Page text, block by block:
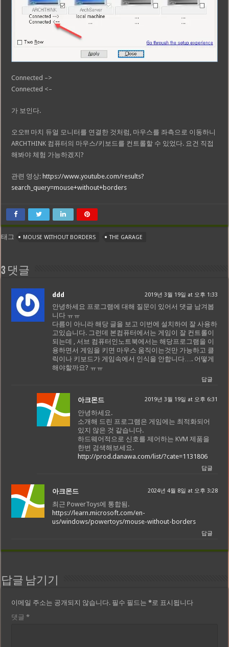
Connected –>
Connected <–
가 보인다.
오오!!! 마치 듀얼 모니터를 연결한 것처럼, 마우스를 좌측으로 이동하니
ARCHTHINK 컴퓨터의 마우스/키보드를 컨트롤할 수 있었다. 요건 직접
해봐야 체험 가능하겠지?
관련 영상: https://www.youtube.com/results?
search_query=mouse+without+borders
태그 MOUSE WITHOUT BORDERS THE GARAGE
3 댓글
ddd 2019년 3월 19일 at 오후 1:33
안녕하세요 프로그램에 대해 질문이 있어서 댓글 남겨봅
니다 ㅠㅠ
다름이 아니라 해당 글을 보고 이번에 설치하여 잘 사용하
고있습니다. 그런데 본컴퓨터에서는 게임이 잘 컨트롤이
되는데 , 서브 컴퓨터인노트북에서는 해당프로그램을 이
용하면서 게임을 키면 마우스 움직이는것만 가능하고 클
릭이나 키보드가 게임속에서 인식을 안합니다…. 어떻게
해야할까요? ㅠㅠ
답글
아크몬드 2019년 3월 19일 at 오후 6:31
안녕하세요.
소개해 드린 프로그램은 게임에는 최적화되어
있지 않은 것 같습니다.
하드웨어적으로 신호를 제어하는 KVM 제품을
한번 검색해보세요.
http://prod.danawa.com/list/?cate=1131806
답글
아크몬드 2024년 4월 8일 at 오후 3:28
최근 PowerToys에 통합됨.
https://learn.microsoft.com/en-
us/windows/powertoys/mouse-without-borders
답글
답글 남기기
이메일 주소는 공개되지 않습니다. 필수 필드는*로 표시됩니다
댓글*